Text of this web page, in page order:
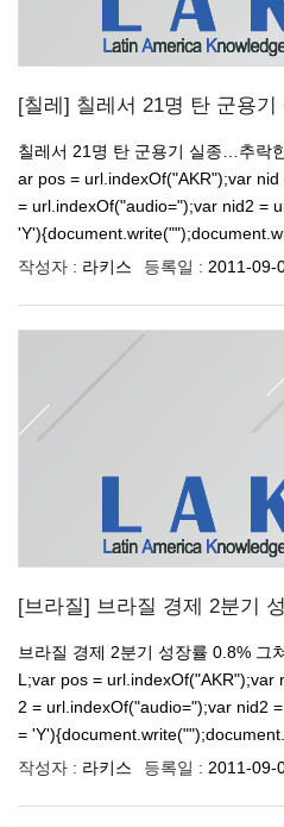
[칠레] 칠레서 21명 탄 군용
칠레서 21명 탄 군용기 실종…추락
ar pos = url.indexOf("AKR");var
= url.indexOf("audio=");var nid2 =
작성자 : 라키스 등록일 : 2011-09-
[브라질] 브라질 경제 2분기
브라질 경제 2분기 성장률 0.8% 그
L;var pos =
2 = url.indexOf("audio=");var nid2
=
작성자 : 라키스 등록일 : 2011-09-